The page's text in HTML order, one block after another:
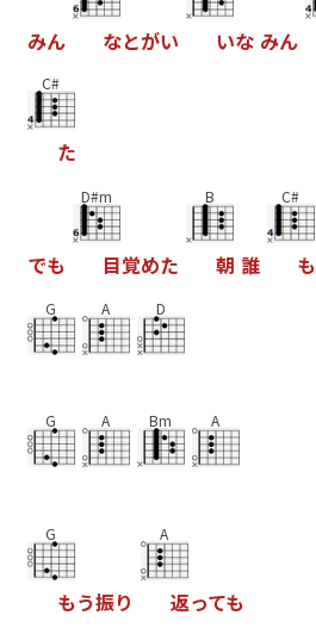
みん なとがい いな みん
C#
た
でも
D#m
目覚めた
B
朝 誰
C#
も
G A D
G A Bm A
G
もう振り
A
返っても